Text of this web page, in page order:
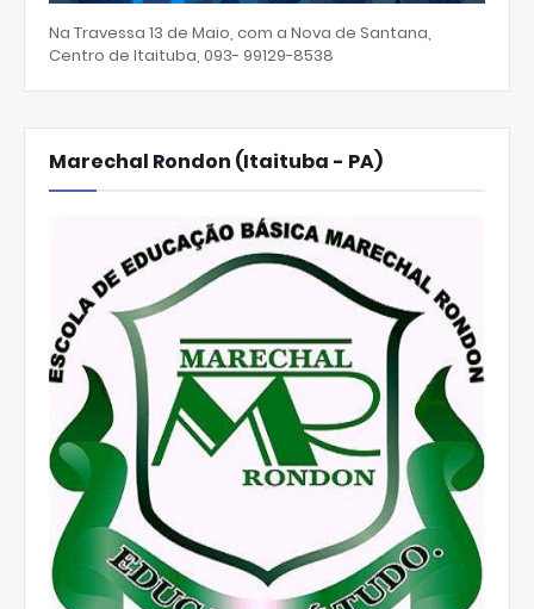
Na Travessa 13 de Maio, com a Nova de Santana,
Centro de Itaituba, 093- 99129-8538
Marechal Rondon (Itaituba - PA)